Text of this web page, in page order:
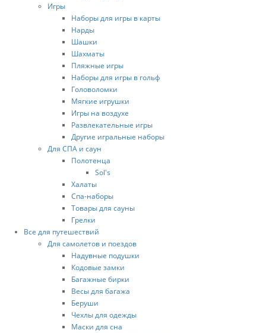
Игры
Наборы для игры в карты
Нарды
Шашки
Шахматы
Пляжные игры
Наборы для игры в гольф
Головоломки
Мягкие игрушки
Игры на воздухе
Развлекательные игры
Другие игральные наборы
Для СПА и саун
Полотенца
Sol's
Халаты
Спа-наборы
Товары для сауны
Грелки
Все для путешествий
Для самолетов и поездов
Надувные подушки
Кодовые замки
Багажные бирки
Весы для багажа
Беруши
Чехлы для одежды
Маски для сна